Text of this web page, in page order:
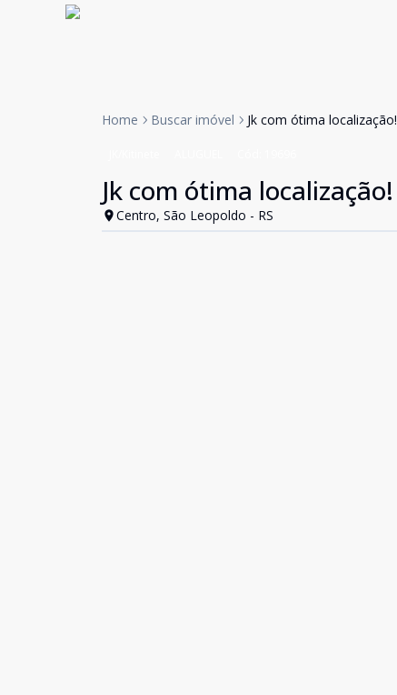
Home Buscar imóvel Jk com ótima localização!
Jk com ótima localização!
Centro, São Leopoldo - RS